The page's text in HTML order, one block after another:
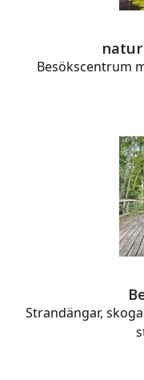
Besökscentrum
Strandängar,